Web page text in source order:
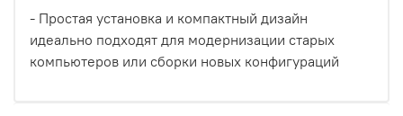
- Простая установка и компактный дизайн
идеально подходят для модернизации старых
компьютеров или сборки новых конфигураций